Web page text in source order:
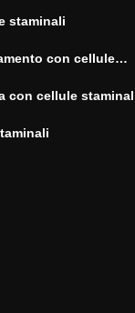
staminali
con cellule
con cellule